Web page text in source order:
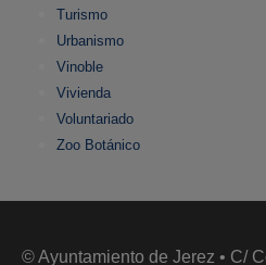
Turismo
Urbanismo
Vinoble
Vivienda
Voluntariado
Zoo Botánico
© Ayuntamiento de Jerez • C/